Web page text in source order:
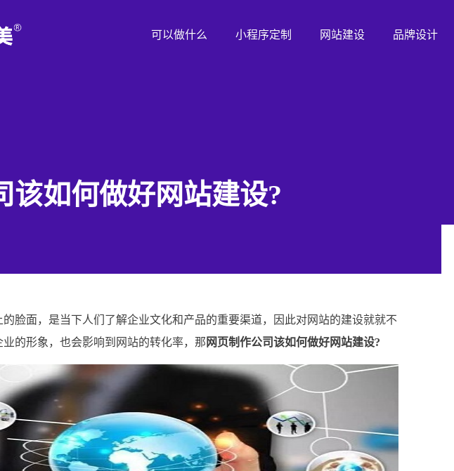
可以做什么 小程序定制 网站建设 品牌设计
该如何做好网站建设?
面，是当下人们了解企业文化和产品的重要渠道，因此对网站的建设就就不
的形象，也会影响到网站的转化率，那 网页制作公司该如何做好网站建设?